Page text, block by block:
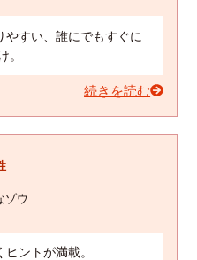
すい、誰にでもすぐに
。
続きを読む
ゾウ
ントが満載。